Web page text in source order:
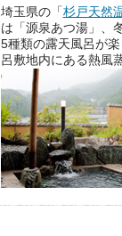
埼玉県の「杉戸天然
は「源泉あつ湯」、
5種類の露天風呂が
呂敷地内にある熱風